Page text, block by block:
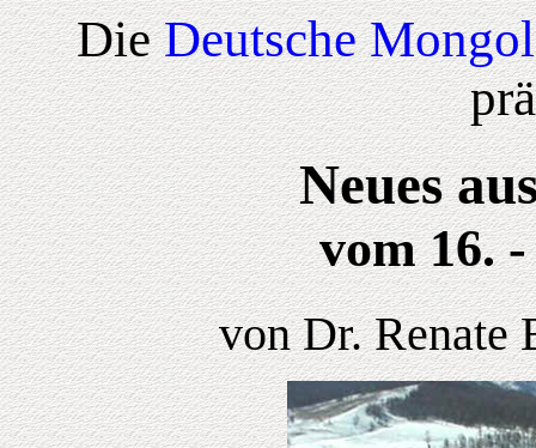
DieDeutsche
Neues
vom 16. -
von Dr. Renate